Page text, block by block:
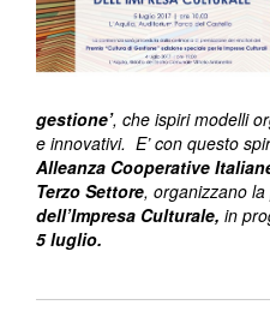
gestione’, che ispiri modelli
e innovativi. E’ con questo
Alleanza Cooperative
Terzo Settore, organizzano la
dell’Impresa Culturale, in
5 luglio.